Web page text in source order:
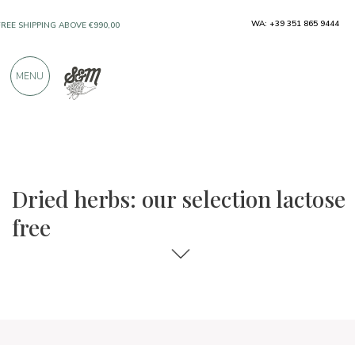
Dried herbs: our selection lactose
free
SHIPPING ABOVE €990,00
PRODUCTS FROM EXCELLENT
WA: +39 351 865 9444
MENU